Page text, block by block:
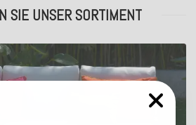
SIE UNSER SORTIMENT